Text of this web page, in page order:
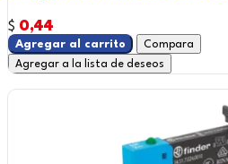
$ 0,44
Agregar al carrito
Compara
Agregar a la lista de deseos